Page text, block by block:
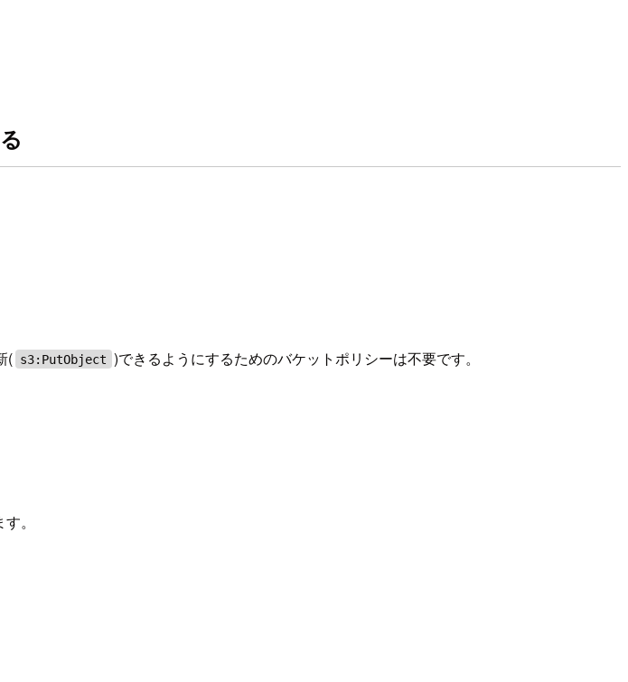
( s3:PutObject )できるようにするためのバケットポリシーは不要です。
。